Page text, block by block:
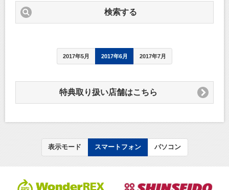
検索する
2017年5月 2017年6月 2017年7月
特典取り扱い店舗はこちら
表示モード スマートフォン パソコン